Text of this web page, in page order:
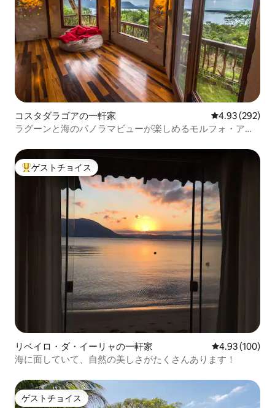
コスタダラゴアの一軒家 レビュー292
4.93 (292)
ラグーンと海のパノラマビューが楽しめるモルフォ・アス
大好評のゲストチョイスです。
ゲストチョイス
リベイロ・ダ・イーリャの一軒家 レビュー100
4.93 (100)
海に面していて、自然の美しさがたくさんあります！
ゲストチョイス
ゲストチョイス